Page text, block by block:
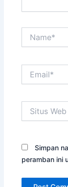
Web
Simpan
peramban ini